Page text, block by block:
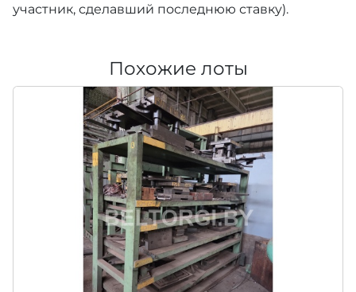
участник, сделавший последнюю ставку).
Похожие лоты